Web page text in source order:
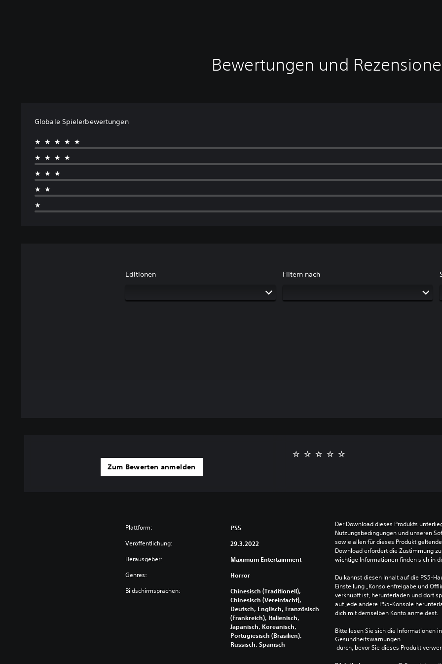
Bewertungen und
Globale Spielerbewertungen
★★★★★
★★★★
★★★
★★
★
Editionen Filtern nach
Zum Bewerten anmelden
Plattform: PS5
Veröffentlichung: 29.3.2022
Herausgeber: Maximum Entertainment
Genres: Horror
Bildschirmsprachen:
Chinesisch (Traditionell),
Chinesisch (Vereinfacht),
Deutsch, Englisch, Französisch
(Frankreich), Italienisch,
Japanisch, Koreanisch,
Portugiesisch (Brasilien),
Russisch, Spanisch
Der Download dieses Produkts
Nutzungsbedingungen und unseren
sowie allen für dieses Produkt
Download erfordert die Zustimmung
wichtige Informationen finden sich in
Du kannst diesen Inhalt auf die PS5-
Einstellung „Konsolenfreigabe und
verknüpft ist, herunterladen und dort
auf jede andere PS5-Konsole
dich mit demselben Konto anmeldest.
Bitte lesen Sie sich die Informationen
Gesundheitswarnungen
durch, bevor Sie dieses Produkt